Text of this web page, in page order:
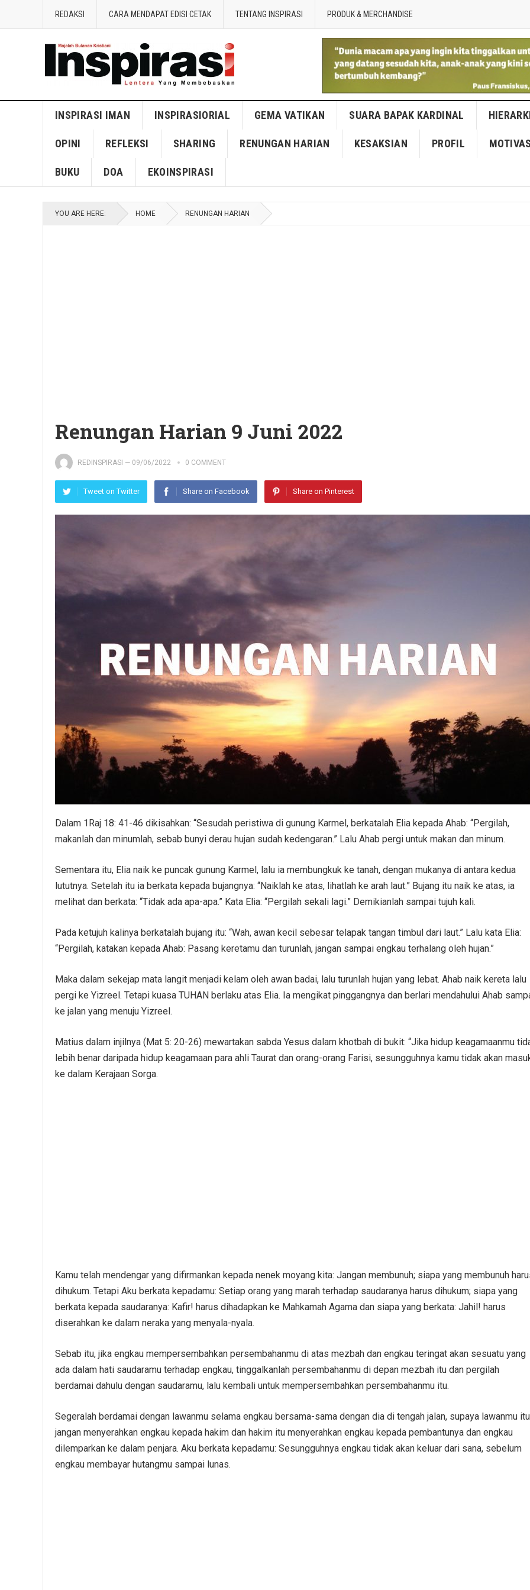
REDAKSI CARA MENDAPAT EDISI CETAK TENTANG INSPIRASI PRODUK & MERCHANDISE
INSPIRASI IMAN INSPIRASIORIAL GEMA VATIKAN SUARA BAPAK KARDINAL
OPINI REFLEKSI SHARING RENUNGAN HARIAN KESAKSIAN PROFIL
BUKU DOA EKOINSPIRASI
YOU ARE HERE: HOME RENUNGAN HARIAN
Renungan Harian 9 Juni 2022
REDINSPIRASI — 09/06/2022 0 COMMENT
Tweet on Twitter Share on Facebook Share on Pinterest
Dalam 1Raj 18: 41-46 dikisahkan: “Sesudah peristiwa di gunung Karmel, berkatalah Elia kepada Ahab: “Pergilah,
makanlah dan minumlah, sebab bunyi derau hujan sudah kedengaran.” Lalu Ahab pergi untuk makan dan minum.
Sementara itu, Elia naik ke puncak gunung Karmel, lalu ia membungkuk ke tanah, dengan mukanya di antara kedua
lututnya. Setelah itu ia berkata kepada bujangnya: “Naiklah ke atas, lihatlah ke arah laut.” Bujang itu naik ke atas, ia
melihat dan berkata: “Tidak ada apa-apa.” Kata Elia: “Pergilah sekali lagi.” Demikianlah sampai tujuh kali.
Pada ketujuh kalinya berkatalah bujang itu: “Wah, awan kecil sebesar telapak tangan timbul dari laut.” Lalu kata Elia:
“Pergilah, katakan kepada Ahab: Pasang keretamu dan turunlah, jangan sampai engkau terhalang oleh hujan.”
Maka dalam sekejap mata langit menjadi kelam oleh awan badai, lalu turunlah hujan yang lebat. Ahab naik kereta lalu
pergi ke Yizreel. Tetapi kuasa TUHAN berlaku atas Elia. Ia mengikat pinggangnya dan berlari mendahului Ahab
ke jalan yang menuju Yizreel.
Matius dalam injilnya (Mat 5: 20-26) mewartakan sabda Yesus dalam khotbah di bukit: “Jika hidup keagamaanmu
lebih benar daripada hidup keagamaan para ahli Taurat dan orang-orang Farisi, sesungguhnya kamu tidak akan
ke dalam Kerajaan Sorga.
Kamu telah mendengar yang difirmankan kepada nenek moyang kita: Jangan membunuh; siapa yang membunuh
dihukum. Tetapi Aku berkata kepadamu: Setiap orang yang marah terhadap saudaranya harus dihukum; siapa yang
berkata kepada saudaranya: Kafir! harus dihadapkan ke Mahkamah Agama dan siapa yang berkata: Jahil! harus
diserahkan ke dalam neraka yang menyala-nyala.
Sebab itu, jika engkau mempersembahkan persembahanmu di atas mezbah dan engkau teringat akan sesuatu yang
ada dalam hati saudaramu terhadap engkau, tinggalkanlah persembahanmu di depan mezbah itu dan pergilah
berdamai dahulu dengan saudaramu, lalu kembali untuk mempersembahkan persembahanmu itu.
Segeralah berdamai dengan lawanmu selama engkau bersama-sama dengan dia di tengah jalan, supaya lawanmu itu
jangan menyerahkan engkau kepada hakim dan hakim itu menyerahkan engkau kepada pembantunya dan engkau
dilemparkan ke dalam penjara. Aku berkata kepadamu: Sesungguhnya engkau tidak akan keluar dari sana, sebelum
engkau membayar hutangmu sampai lunas.